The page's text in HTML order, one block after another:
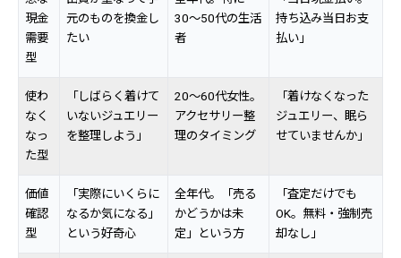
現金
需要
型
元のものを換金し
たい
30〜50代の生活
者
持ち込み当日お支
払い」
使わ
なく
なっ
た型
「しばらく着けて
いないジュエリー
を整理しよう」
20〜60代女性。
アクセサリー整
理のタイミング
「着けなくなった
ジュエリー、眠ら
せていませんか」
価値
確認
型
「実際にいくらに
なるか気になる」
という好奇心
全年代。「売る
かどうかは未
定」という方
「査定だけでも
OK。無料・強制売
却なし」